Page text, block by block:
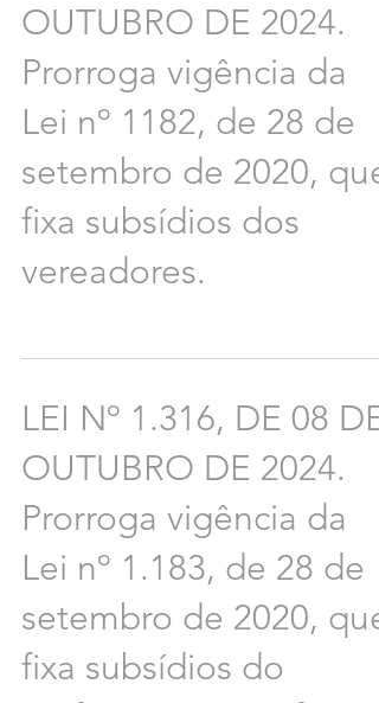
OUTUBRO DE 2024.
Prorroga vigência da
Lei nº 1182, de 28 de
setembro de 2020, que
fixa subsídios dos
vereadores.
LEI Nº 1.316, DE 08 DE
OUTUBRO DE 2024.
Prorroga vigência da
Lei nº 1.183, de 28 de
setembro de 2020, que
fixa subsídios do